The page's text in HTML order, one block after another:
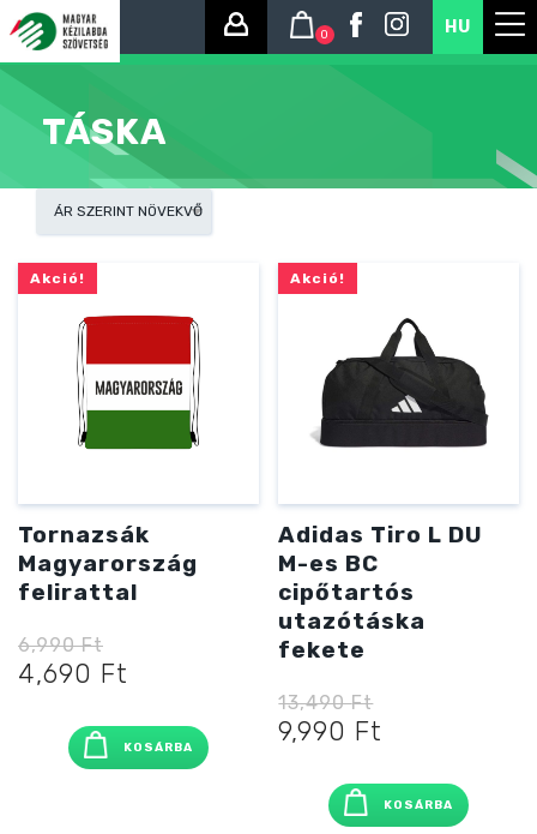
HU
0
TÁSKA
Akció!
Tornazsák
Magyarország
felirattal
6,990Ft
Original
was:
6,990 Ft
4,690 Ft
is:
4,690 Ft
KOSÁRBA
Akció!
Adidas Tiro L DU
M-es BC
cipőtartós
utazótáska
fekete
13,490Ft
Original
was:
13,490 Ft
9,990 Ft
is:
9,990 Ft
KOSÁRBA